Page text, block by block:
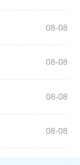
08-08
08-08
08-08
08-08